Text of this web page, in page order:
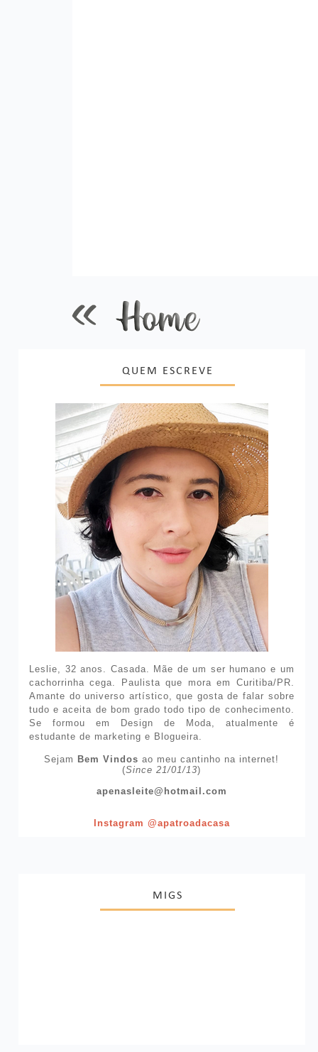
QUEM ESCREVE
Leslie, 32 anos. Casada. Mãe de um ser humano e um
cachorrinha cega. Paulista que mora em Curitiba/PR.
Amante do universo artístico, que gosta de falar sobre
tudo e aceita de bom grado todo tipo de conhecimento.
Se formou em Design de Moda, atualmente é
estudante de marketing e Blogueira.
Sejam Bem Vindos ao meu cantinho na internet!
(Since 21/01/13)
apenasleite@hotmail.com
Instagram @apatroadacasa
MIGS